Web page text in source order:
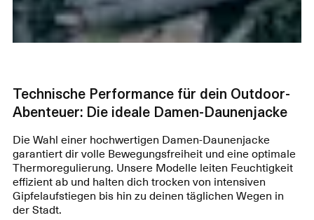
Technische Performance für dein Outdoor-
Abenteuer: Die ideale Damen-Daunenjacke
Die Wahl einer hochwertigen Damen-Daunenjacke
garantiert dir volle Bewegungsfreiheit und eine optimale
Thermoregulierung. Unsere Modelle leiten Feuchtigkeit
effizient ab und halten dich trocken von intensiven
Gipfelaufstiegen bis hin zu deinen täglichen Wegen in
der Stadt.